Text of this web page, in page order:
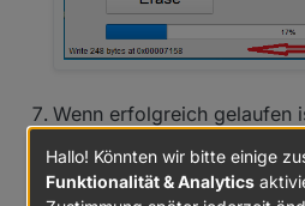
Wenn erfolgreich gelaufen
Hallo! Könnten wir bitte einige
Funktionalität & Analytics